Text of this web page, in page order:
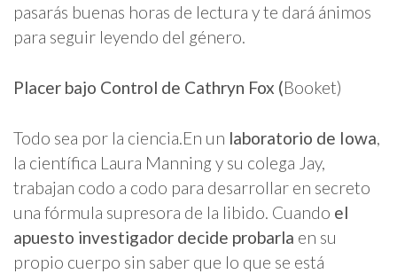
pasarás buenas horas de lectura y te dará ánimos
para seguir leyendo del género.
Placer bajo Control de Cathryn Fox (Booket)
Todo sea por la ciencia.En un laboratorio de Iowa,
la científica Laura Manning y su colega Jay,
trabajan codo a codo para desarrollar en secreto
una fórmula supresora de la libido. Cuando el
apuesto investigador decide probarla en su
propio cuerpo sin saber que lo que se está